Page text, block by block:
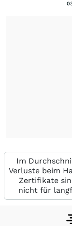
Im
Verluste beim
Zertifikate
nicht für